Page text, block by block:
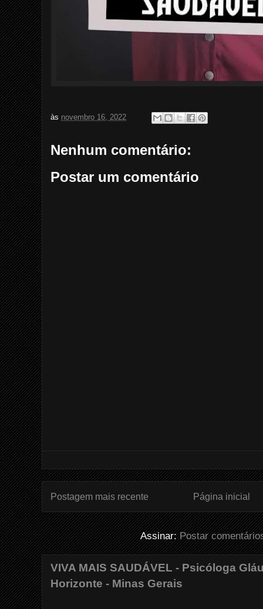
às novembro 16, 2022
Nenhum comentário:
Postar um comentário
Postagem mais recente Página inicial
Assinar:Postar
VIVA MAIS SAUDÁVEL - Psicóloga
Horizonte - Minas Gerais